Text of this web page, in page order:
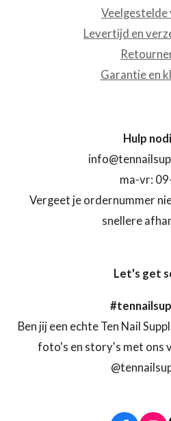
Veelgestelde
Levertijd en
Garantie en
Hulp
ma-vr:
Vergeet je ordernummer
snellere
Let's get
Ben jij een echte Ten Nail
foto's en story's met ons